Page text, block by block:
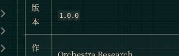
版
本
1.0.0
作